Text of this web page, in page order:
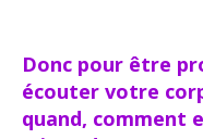
Donc pour être
écouter votre
quand, comment